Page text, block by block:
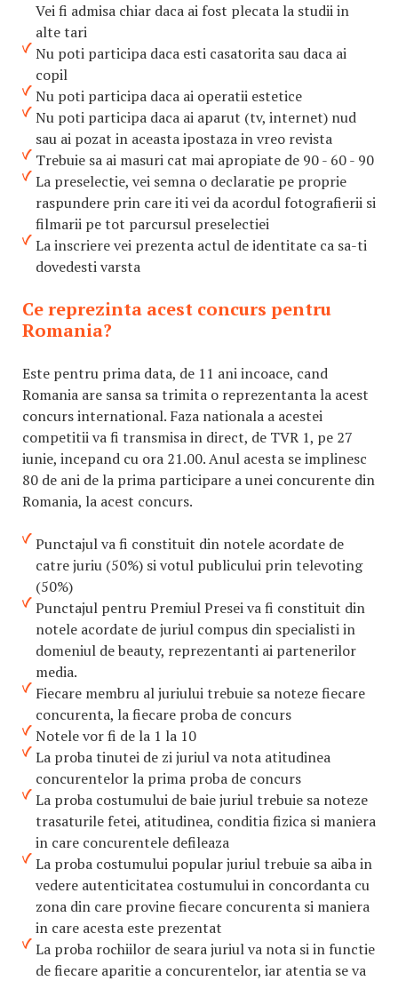
Vei fi admisa chiar daca ai fost plecata la studii in
alte tari
Nu poti participa daca esti casatorita sau daca ai
copil
Nu poti participa daca ai operatii estetice
Nu poti participa daca ai aparut (tv, internet) nud
sau ai pozat in aceasta ipostaza in vreo revista
Trebuie sa ai masuri cat mai apropiate de 90 - 60 - 90
La preselectie, vei semna o declaratie pe proprie
raspundere prin care iti vei da acordul fotografierii si
filmarii pe tot parcursul preselectiei
La inscriere vei prezenta actul de identitate ca sa-ti
dovedesti varsta
Ce reprezinta acest concurs pentru
Romania?
Este pentru prima data, de 11 ani incoace, cand
Romania are sansa sa trimita o reprezentanta la acest
concurs international. Faza nationala a acestei
competitii va fi transmisa in direct, de TVR 1, pe 27
iunie, incepand cu ora 21.00. Anul acesta se implinesc
80 de ani de la prima participare a unei concurente din
Romania, la acest concurs.
Punctajul va fi constituit din notele acordate de
catre juriu (50%) si votul publicului prin televoting
(50%)
Punctajul pentru Premiul Presei va fi constituit din
notele acordate de juriul compus din specialisti in
domeniul de beauty, reprezentanti ai partenerilor
media.
Fiecare membru al juriului trebuie sa noteze fiecare
concurenta, la fiecare proba de concurs
Notele vor fi de la 1 la 10
La proba tinutei de zi juriul va nota atitudinea
concurentelor la prima proba de concurs
La proba costumului de baie juriul trebuie sa noteze
trasaturile fetei, atitudinea, conditia fizica si maniera
in care concurentele defileaza
La proba costumului popular juriul trebuie sa aiba in
vedere autenticitatea costumului in concordanta cu
zona din care provine fiecare concurenta si maniera
in care acesta este prezentat
La proba rochiilor de seara juriul va nota si in functie
de fiecare aparitie a concurentelor, iar atentia se va